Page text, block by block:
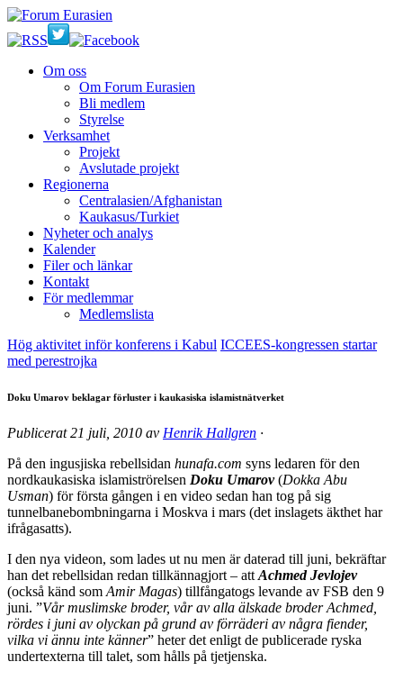
Om oss
Om Forum Eurasien
Bli medlem
Styrelse
Verksamhet
Projekt
Avslutade projekt
Regionerna
Centralasien/Afghanistan
Kaukasus/Turkiet
Nyheter och analys
Kalender
Filer och länkar
Kontakt
För medlemmar
Medlemslista
Hög aktivitet inför konferens i Kabul ICCEES-kongressen startar
med perestrojka
Doku Umarov beklagar förluster i kaukasiska islamistnätverket
Publicerat21 juli, 2010 av Henrik Hallgren ·
På den ingusjiska rebellsidan hunafa.com syns ledaren för den
nordkaukasiska islamiströrelsen Doku Umarov(Dokka Abu
Usman) för första gången i en video sedan han tog på sig
tunnelbanebombningarna i Moskva i mars (det inslagets äkthet har
ifrågasatts).
I den nya videon, som lades ut nu men är daterad till juni, bekräftar
han det rebellsidan redan tillkännagjort – att Achmed Jevlojev
(också känd som Amir Magas) tillfångatogs levande av FSB den 9
juni. ”Vår muslimske broder, vår av alla älskade broder Achmed,
rördes i juni av olyckan på grund av förräderi av några fiender,
vilka vi ännu inte känner” heter det enligt de publicerade ryska
undertexterna till talet, som hålls på tjetjenska.